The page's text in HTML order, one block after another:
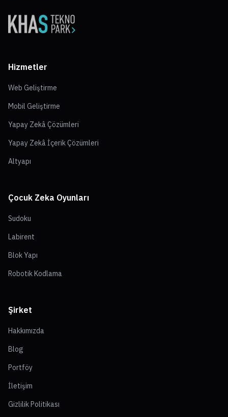
Hizmetler
Web Geliştirme
Mobil Geliştirme
Yapay Zekâ Çözümleri
Yapay Zekâ İçerik Çözümleri
Altyapı
Çocuk Zeka Oyunları
Sudoku
Labirent
Blok Yapı
Robotik Kodlama
Şirket
Hakkımızda
Blog
Portföy
İletişim
Gizlilik Politikası